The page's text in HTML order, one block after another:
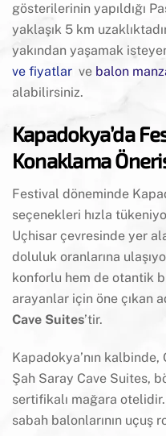
gösterilerinin yapıldığı
yaklaşık 5 km
yakından yaşamak
ve fiyatlar ve balon
alabilirsiniz.
Kapadokya’da
Konaklama
Festival döneminde
seçenekleri hızla
Uçhisar çevresinde yer
doluluk oranlarına
konforlu hem de otantik
arayanlar için öne çıkan
Cave Suites’tir.
Kapadokya’nın
Şah Saray Cave Suites,
sertifikalı mağara
sabah balonlarının uçuş